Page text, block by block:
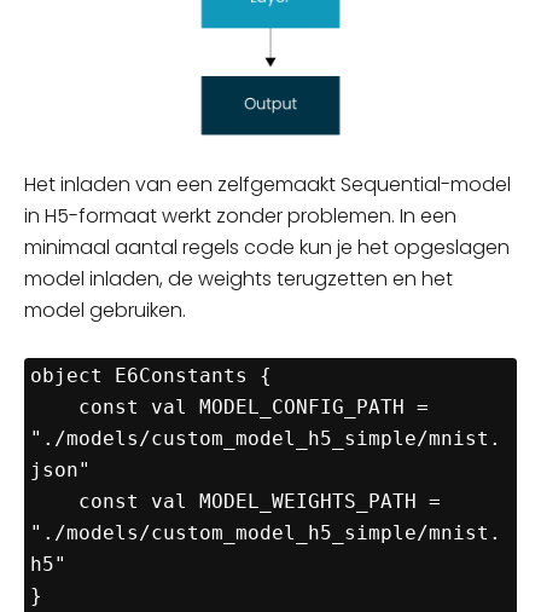
Het inladen van een zelfgemaakt Sequential-model
in H5-formaat werkt zonder problemen. In een
minimaal aantal regels code kun je het opgeslagen
model inladen, de weights terugzetten en het
model gebruiken.
object E6Constants {
"./models/custom_model_h5_simple/mnist.
json"
"./models/custom_model_h5_simple/mnist.
h5"
}